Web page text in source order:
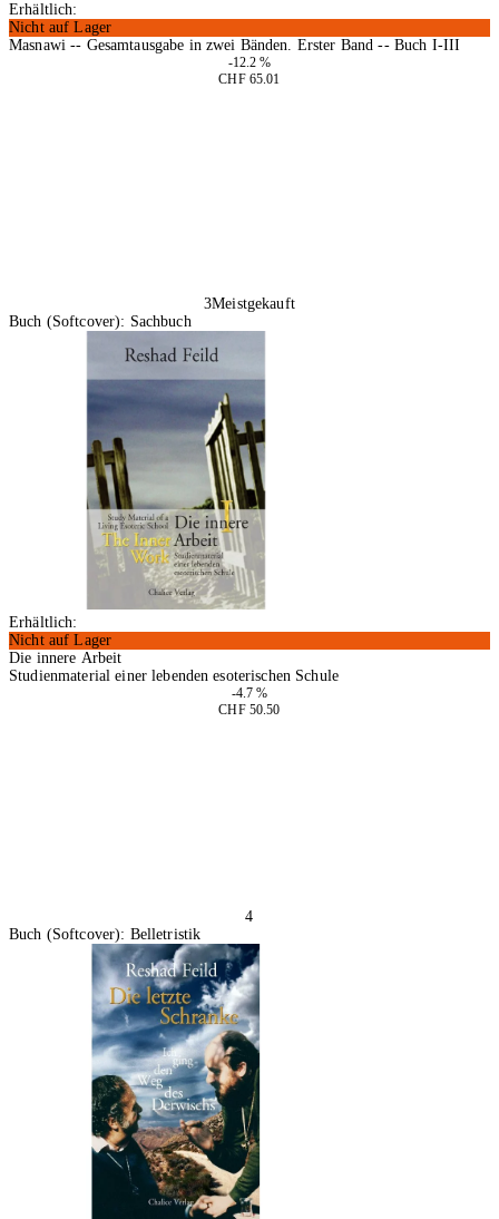
Erhältlich:
Nicht auf Lager
Masnawi -- Gesamtausgabe in zwei Bänden. Erster Band -- Buch I-III
-12.2 %
CHF 65.01
3Meistgekauft
Buch (Softcover): Sachbuch
Erhältlich:
Nicht auf Lager
Die innere Arbeit
Studienmaterial einer lebenden esoterischen Schule
-4.7 %
CHF 50.50
4
Buch (Softcover): Belletristik